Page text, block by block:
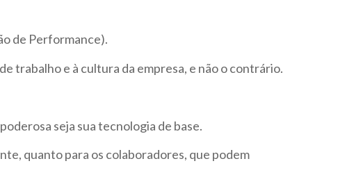
de Performance).
trabalho e à cultura da empresa, e não o contrário.
seja sua tecnologia de base.
quanto para os colaboradores, que podem